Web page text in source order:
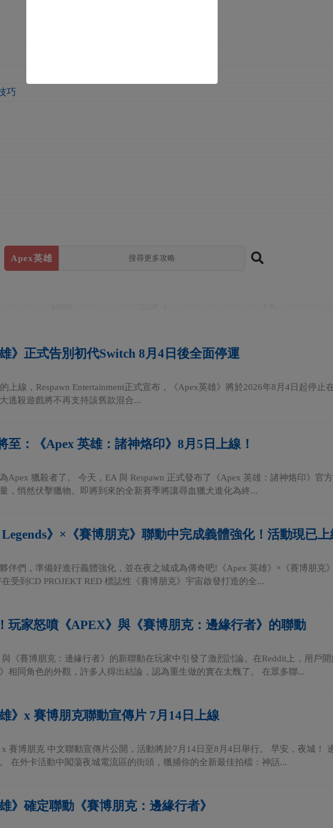
巧
Apex英雄
》正式告別初代Switch 8月4日後全面停運
上線，Respawn Entertainment正式宣布，《Apex英雄》將於2026年8月4日起停止
逃殺遊戲將不再支持該舊款混合...
至：《Apex 英雄：諸神烙印》8月5日上線！
Apex 獵殺者了。 今天，EA 與 Respawn 正式發布了《Apex 英雄：諸神烙印》官
，悄然伏擊獵物。即將到來的全新賽季將讓尋血獵犬進化為終...
》×《賽博朋克》聯動中完成義體強化！活動現已上
伴們，準備好進行義體強化，並在夜之城成為傳奇吧!《Apex 英雄》×《賽博朋克
受到CD PROJEKT RED 標誌性《賽博朋克》宇宙啟發打造的全...
玩家怒噴《APEX》與《賽博朋克：邊緣行者》的聯動
《賽博朋克：邊緣行者》的新聯動在玩家中引發了激烈討論。在Reddit上，用戶
相同角色的外觀，許多人得出結論，認為重生做的實在太醜了。 在眾多聯...
》x 賽博朋克聯動宣傳片 7月14日上線
賽博朋克 中文聯動宣傳片公開，活動將於7月14日至8月4日舉行。 早安，夜城！
在外卡活動中闖蕩夜城電流區的街頭，獵捕你的全新最佳拍檔：神話...
》確定聯動《賽博朋克：邊緣行者》